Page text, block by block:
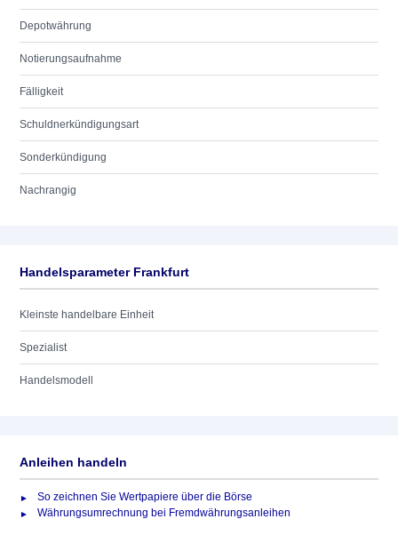
Depotwährung
Notierungsaufnahme
Fälligkeit
Schuldnerkündigungsart
Sonderkündigung
Nachrangig
Handelsparameter Frankfurt
Kleinste handelbare Einheit
Spezialist
Handelsmodell
Anleihen handeln
So zeichnen Sie Wertpapiere über die Börse
Währungsumrechnung bei Fremdwährungsanleihen